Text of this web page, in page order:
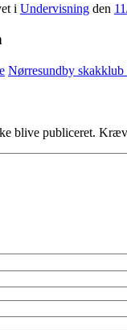
i Undervisning den
Nørresundby skakklub
blive publiceret.